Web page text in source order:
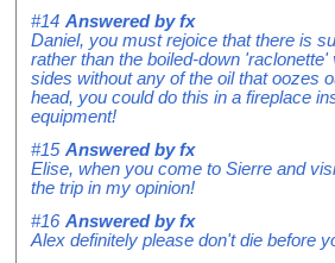
#14 Answered byfx
Daniel, you must rejoice that there is
rather than the boiled-down
sides without any of the oil that oozes
head, you could do this in a fireplace
equipment!
#15 Answered byfx
Elise, when you come to Sierre and
the trip in my opinion!
#16 Answered byfx
Alex definitely please don't die before